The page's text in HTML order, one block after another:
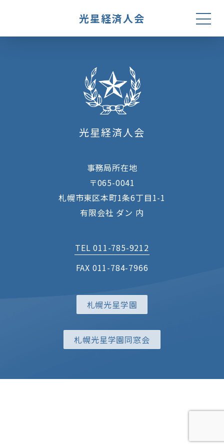
光星経済人会
ホーム
光星経済人会とは
役員・会員企業一覧
お問い合わせ
光星経済人会
事務局所在地
〒065-0041
札幌市東区本町1条6丁目1-1
有限会社 ダン 内
TEL 011-785-9212
FAX 011-784-7966
札幌光星学園
札幌光星学園同窓会